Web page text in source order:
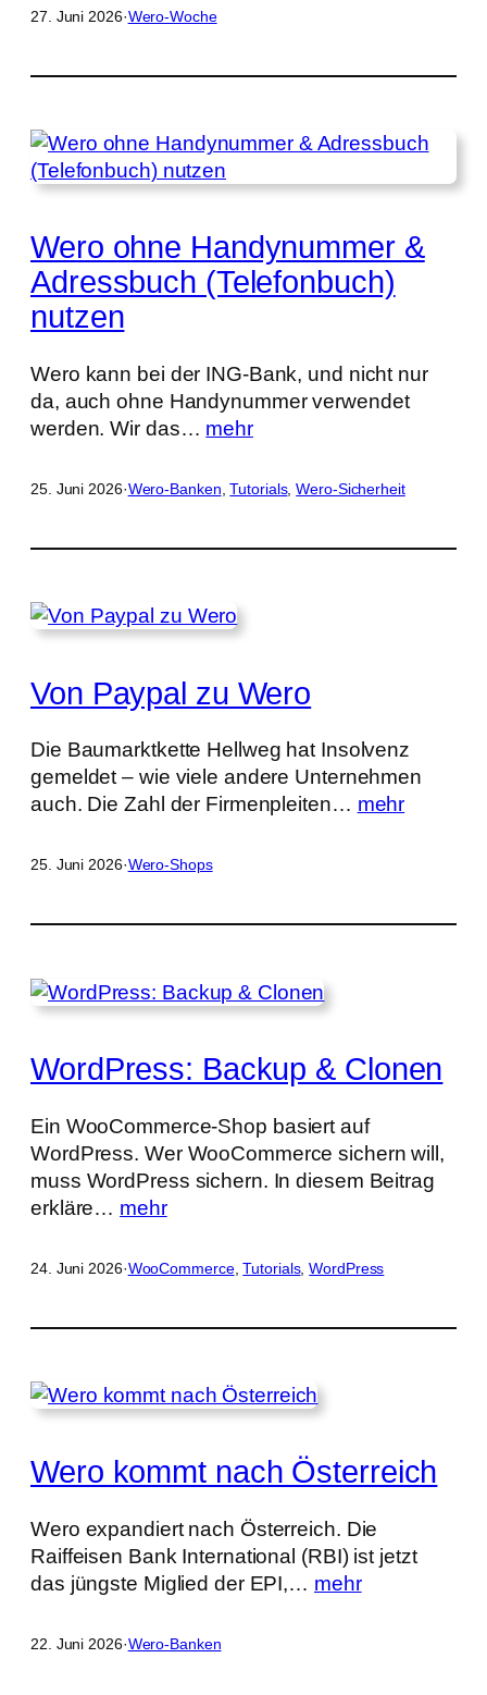
27. Juni 2026·Wero-Woche
Wero ohne Handynummer &
Adressbuch (Telefonbuch)
nutzen
Wero kann bei der ING-Bank, und nicht nur
da, auch ohne Handynummer verwendet
werden. Wir das… mehr
25. Juni 2026·Wero-Banken , Tutorials, Wero-Sicherheit
Von Paypal zu Wero
Die Baumarktkette Hellweg hat Insolvenz
gemeldet – wie viele andere Unternehmen
auch. Die Zahl der Firmenpleiten… mehr
25. Juni 2026·Wero-Shops
WordPress: Backup & Clonen
Ein WooCommerce-Shop basiert auf
WordPress. Wer WooCommerce sichern will,
muss WordPress sichern. In diesem Beitrag
erkläre… mehr
24. Juni 2026·WooCommerce, Tutorials, WordPress
Wero kommt nach Österreich
Wero expandiert nach Österreich. Die
Raiffeisen Bank International (RBI) ist jetzt
das jüngste Miglied der EPI,… mehr
22. Juni 2026·Wero-Banken